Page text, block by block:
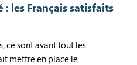
les Français satisfaits
ce sont avant tout les
mettre en place le